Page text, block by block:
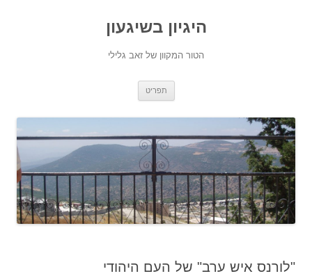
היגיון בשיגעון
הטור המקוון של זאב גלילי
תפריט
"לורנס איש ערב" של העם היהודי